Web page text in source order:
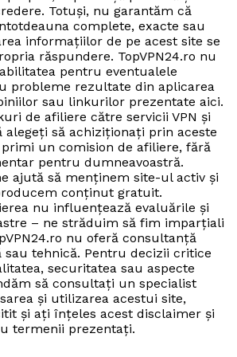
Totuși, nu garantăm că
complete, exacte sau
informațiilor de pe acest site se
răspundere. TopVPN24.ro nu
pentru eventualele
probleme rezultate din aplicarea
sau linkurilor prezentate aici.
de afiliere către servicii VPN și
alegeți să achiziționați prin aceste
un comision de afiliere, fără
pentru dumneavoastră.
ajută să menținem site-ul activ și
conținut gratuit.
nu influențează evaluările și
– ne străduim să fim imparțiali
nu oferă consultanță
sau tehnică. Pentru decizii critice
securitatea sau aspecte
să consultați un specialist
și utilizarea acestui site,
și ați înțeles acest disclaimer și
termenii prezentați.